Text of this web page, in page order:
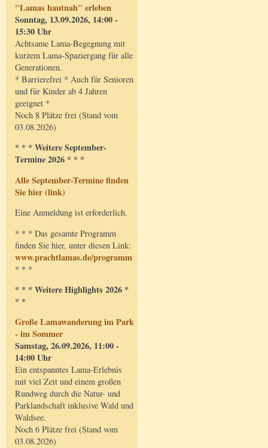
"Lamas hautnah" erleben
Sonntag, 13.09.2026, 14:00 -
15:30 Uhr
Achtsame Lama-Begegnung mit
kurzem Lama-Spaziergang für alle
Generationen.
* Barrierefrei * Auch für Senioren
und für Kinder ab 4 Jahren
geeignet *
Noch 8 Plätze frei (Stand vom
03.08.2026)
* * * Weitere September-
Termine 2026 * * *
Alle September-Termine finden
Sie hier (link)
Eine Anmeldung ist erforderlich.
* * * Das gesamte Programm
finden Sie hier, unter diesen Link:
www.prachtlamas.de/programm
* * *
* * * Weitere Highlights 2026 *
* *
Große Lamawanderung im Park
- im Sommer
Samstag, 26.09.2026, 11:00 -
14:00 Uhr
Ein entspanntes Lama-Erlebnis
mit viel Zeit und einem großen
Rundweg durch die Natur- und
Parklandschaft inklusive Wald und
Waldsee.
Noch 6 Plätze frei (Stand vom
03.08.2026)